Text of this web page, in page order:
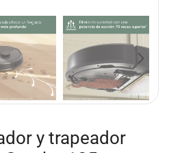
y trapeador